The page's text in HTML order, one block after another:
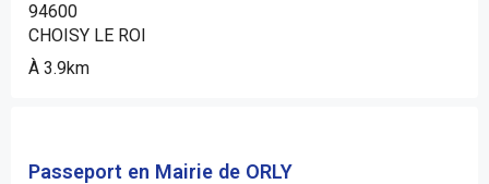
94600
CHOISY LE ROI
À 3.9km
Passeport en Mairie de ORLY